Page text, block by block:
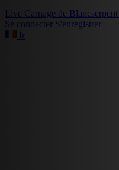
Live Carnage de Blancserpent
Se connecter S'enregistrer
fr